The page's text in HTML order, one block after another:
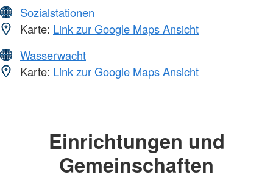
Sozialstationen
Karte: Link zur Google Maps Ansicht
Wasserwacht
Karte: Link zur Google Maps Ansicht
Einrichtungen und
Gemeinschaften